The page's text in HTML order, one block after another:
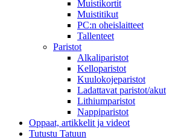
Muistikortit
Muistitikut
PC:n oheislaitteet
Tallenteet
Paristot
Alkaliparistot
Kelloparistot
Kuulokojeparistot
Ladattavat paristot/akut
Lithiumparistot
Nappiparistot
Oppaat, artikkelit ja videot
Tutustu Tatuun